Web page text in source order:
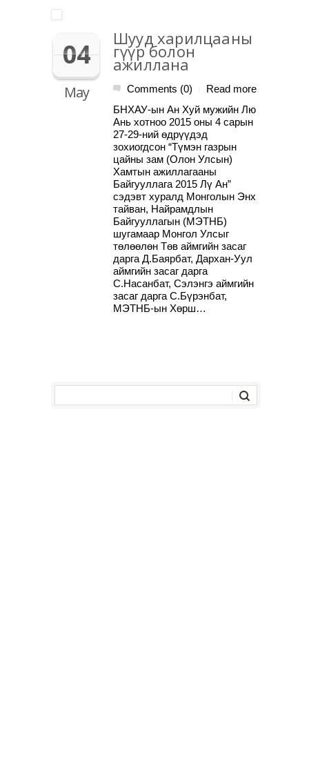
04
May
Шууд харилцааны
гүүр болон
ажиллана
Comments (0)
Read more
БНХАУ-ын Ан Хуй мужийн Лю
Ань хотноо 2015 оны 4 сарын
27-29-ний өдрүүдэд
зохиогдсон “Түмэн газрын
цайны зам (Олон Улсын)
Хамтын ажиллагааны
Байгууллага 2015 Лү Ан”
сэдэвт хуралд Монголын Энх
тайван, Найрамдлын
Байгууллагын (МЭТНБ)
шугамаар Монгол Улсыг
төлөөлөн Төв аймгийн засаг
дарга Д.Баярбат, Дархан-Уул
аймгийн засаг дарга
С.Насанбат, Сэлэнгэ аймгийн
засаг дарга С.Бүрэнбат,
МЭТНБ-ын Хөрш…